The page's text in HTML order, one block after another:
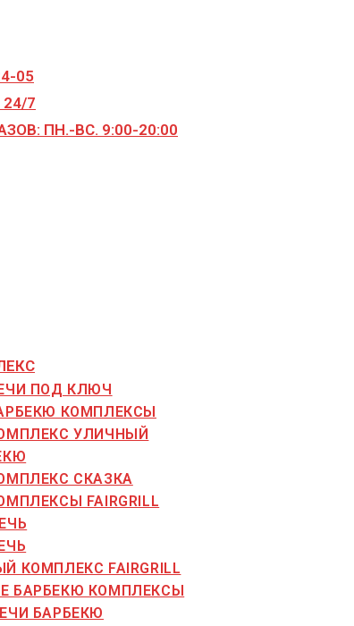
05
7
ПН.-ВС. 9:00-20:00
ПОД КЛЮЧ
КОМПЛЕКСЫ
УЛИЧНЫЙ
СКАЗКА
FAIRGRILL
КОМПЛЕКС FAIRGRILL
БАРБЕКЮ КОМПЛЕКСЫ
БАРБЕКЮ